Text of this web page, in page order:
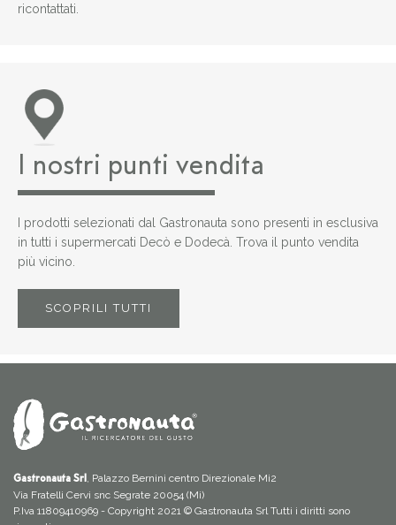
ricontattati.
I nostri punti vendita
I prodotti selezionati dal Gastronauta sono presenti in esclusiva
in tutti i supermercati Decò e Dodecà. Trova il punto vendita
più vicino.
SCOPRILI TUTTI
Gastronauta Srl, Palazzo Bernini centro Direzionale Mi2
Via Fratelli Cervi snc Segrate 20054 (Mi)
P.Iva 11809410969 - Copyright 2021 © Gastronauta Srl Tutti i diritti sono